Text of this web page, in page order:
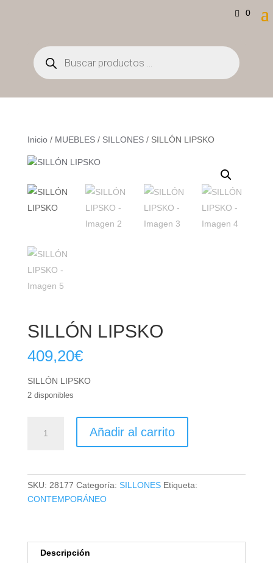
0
Búsqueda
de
productos
Inicio/ MUEBLES/ SILLONES/ SILLÓN LIPSKO
SILLÓN LIPSKO
409,20€
SILLÓN LIPSKO
2 disponibles
LIPSKO
Añadir al carrito
SKU: 28177 Categoría: SILLONES Etiqueta:
CONTEMPORÁNEO
Descripción